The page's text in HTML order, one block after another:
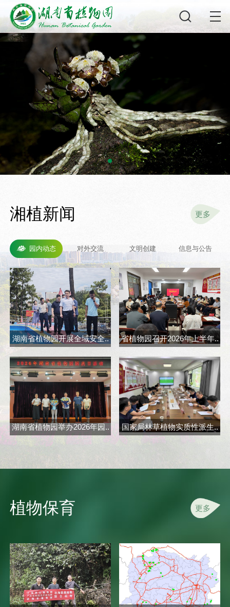
湘植新闻 更多
园内动态 对外交流 文明创建 信息与公告
湖南省植物园开展全域安全.. 省植物园召开2026年上半年..
湖南省植物园举办2026年园.. 国家局林草植物实质性派生..
植物保育 更多